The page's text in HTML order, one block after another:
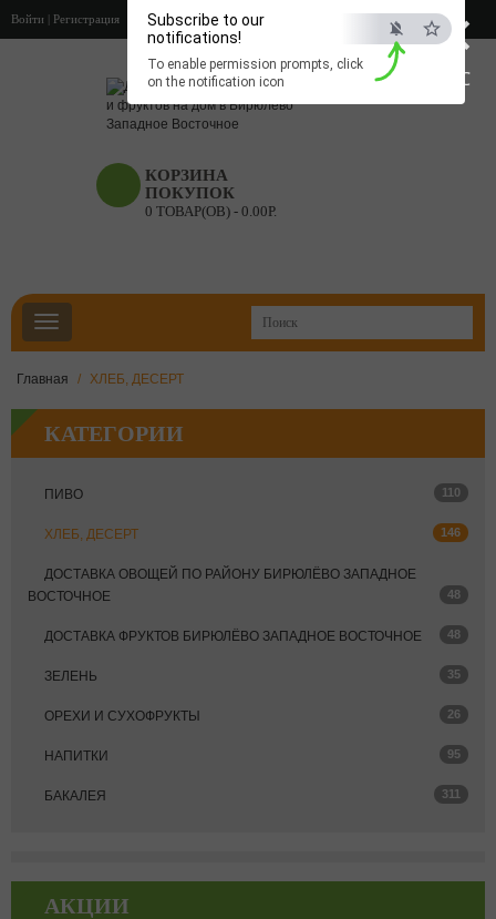
×
ESC
Subscribe to our
notifications!
To enable permission prompts, click
on the notification icon
Войти | Регистрация
КОРЗИНА
ПОКУПОК
0 ТОВАР(ОВ) - 0.00Р.
Главная ХЛЕБ, ДЕСЕРТ
КАТЕГОРИИ
ПИВО 110
ХЛЕБ, ДЕСЕРТ 146
ДОСТАВКА ОВОЩЕЙ ПО РАЙОНУ БИРЮЛЁВО ЗАПАДНОЕ
ВОСТОЧНОЕ
48
ДОСТАВКА ФРУКТОВ БИРЮЛЁВО ЗАПАДНОЕ ВОСТОЧНОЕ 48
ЗЕЛЕНЬ 35
ОРЕХИ И СУХОФРУКТЫ 26
НАПИТКИ 95
БАКАЛЕЯ 311
АКЦИИ